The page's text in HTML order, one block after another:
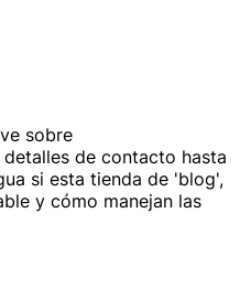
sobre
de contacto hasta
si esta tienda de 'blog',
y cómo manejan las